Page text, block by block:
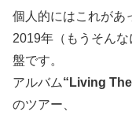
個人的にはこれがあ
2019年（もうそん
盤です。
アルバム“Living
のツアー、